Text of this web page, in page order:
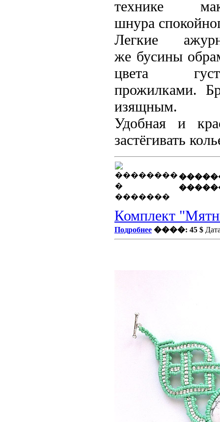
технике
шнура
Легкие
же бусины
цвета
прожилками.
изящным.
Удобная и
застёгивать
Комплект
Подробнее ����: 45 $